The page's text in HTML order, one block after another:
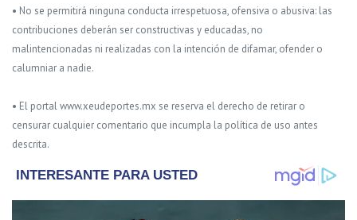
• No se permitirá ninguna conducta irrespetuosa, ofensiva o abusiva: las
contribuciones deberán ser constructivas y educadas, no
malintencionadas ni realizadas con la intención de difamar, ofender o
calumniar a nadie.
• El portal www.xeudeportes.mx se reserva el derecho de retirar o
censurar cualquier comentario que incumpla la política de uso antes
descrita.